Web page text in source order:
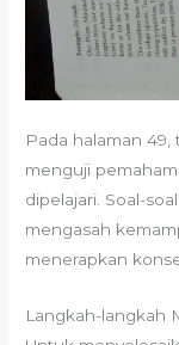
Pada halaman
menguji
dipelajari. Soal-
mengasah
menerapkan
Langkah-langkah